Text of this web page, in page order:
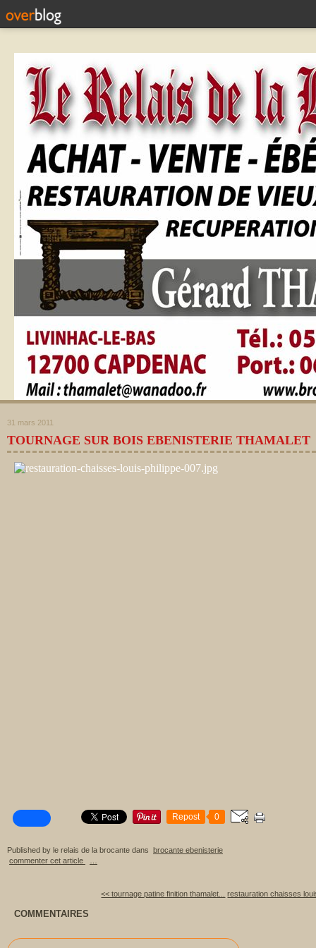
31 mars 2011
TOURNAGE SUR BOIS EBENISTERIE THAMALET
Repost 0
Published by le relais de la brocante dans brocante ebenisterie
commenter cet article
<< tournage patine finition thamalet... restauration chaisses
COMMENTAIRES